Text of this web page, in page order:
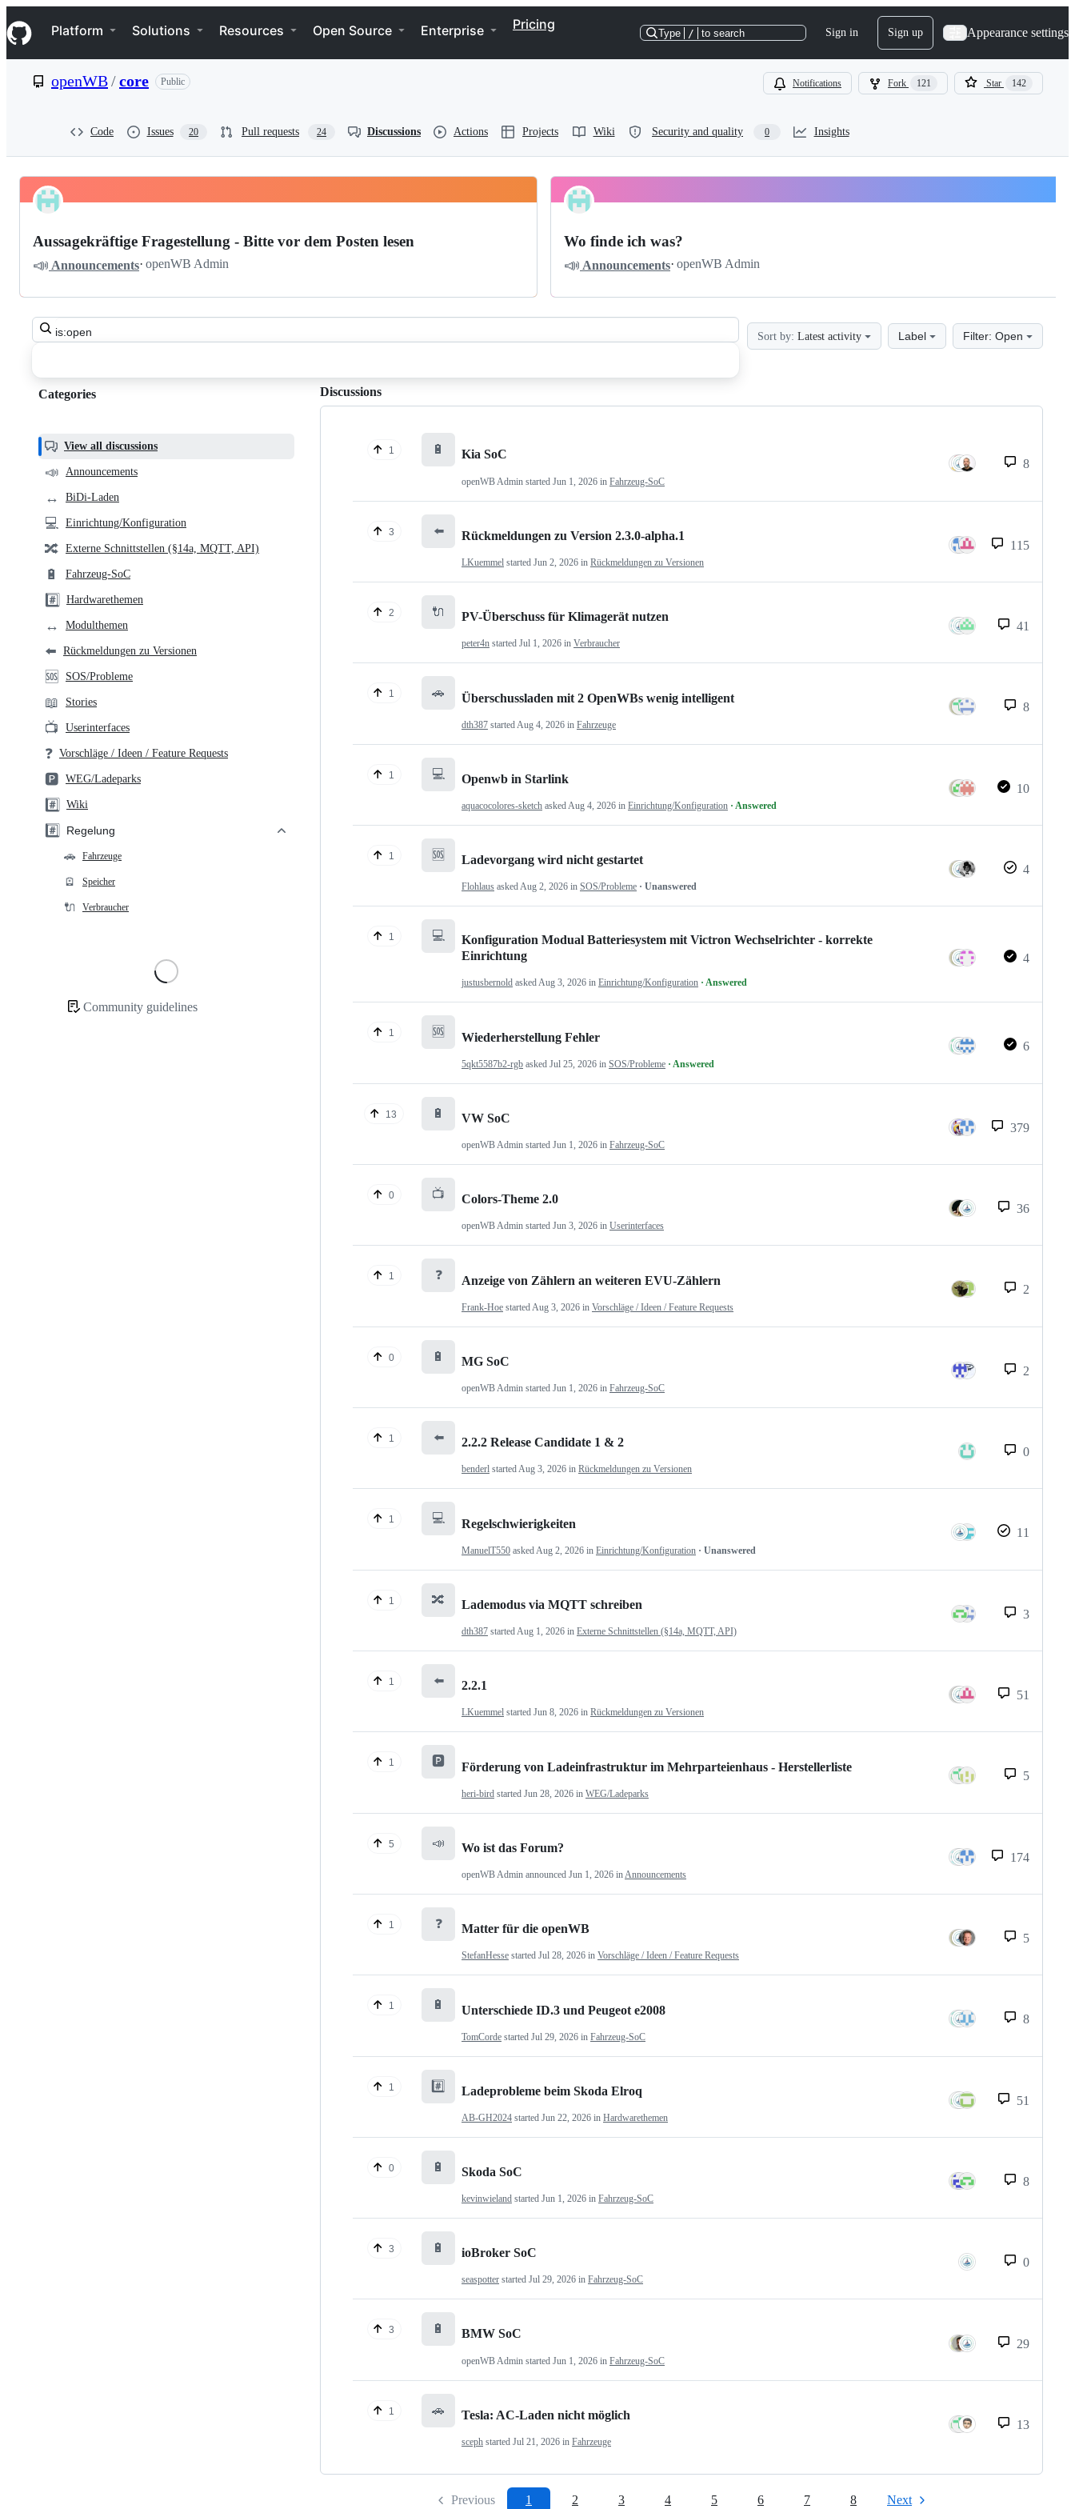
k
i
p
e
Navigation Menu
Platform Solutions Resources Open Source Enterprise Pricing
Type / to search Sign in Sign up Appearance settings
openWB/core Public Notifications Fork 121 Star 142
Code Issues 20 Pull requests 24 Discussions Actions Projects Wiki Security and quality 0 Insights
openWB
core
Discussions
Pinned
Aussagekräftige Fragestellung - Bitte vor dem Posten lesen
📣 Announcements· openWB Admin
Wo finde ich was?
📣 Announcements· openWB Admin
Search
all
Sort by: Latest activity Label Filter: Open
Categories,
helpful,
and
links
Categories
View all discussions
📣 Announcements
↔️ BiDi-Laden
💻 Einrichtung/Konfiguration
🔀 Externe Schnittstellen (§14a, MQTT, API)
🔋 Fahrzeug-SoC
#️⃣ Hardwarethemen
↔️ Modulthemen
⬅️ Rückmeldungen zu Versionen
🆘 SOS/Probleme
📖 Stories
📺 Userinterfaces
❓ Vorschläge / Ideen / Feature Requests
🅿️ WEG/Ladeparks
#️⃣ Wiki
#️⃣
Regelung
🚗
Fahrzeuge
🪫 Speicher
🔌 Verbraucher
Community guidelines
Discussions
1 🔋 Kia SoC
openWB Admin started Jun 1, 2026 in Fahrzeug-SoC
8
3 ⬅️ Rückmeldungen zu Version 2.3.0-alpha.1
LKuemmel started Jun 2, 2026 in Rückmeldungen zu Versionen
115
2 🔌 PV-Überschuss für Klimagerät nutzen
peter4n started Jul 1, 2026 in Verbraucher
41
1 🚗 Überschussladen mit 2 OpenWBs wenig intelligent
dth387 started Aug 4, 2026 in Fahrzeuge
8
1 💻 Openwb in Starlink
aquacocolores-sketch askedAug 4, 2026 in Einrichtung/Konfiguration · Answered
10
1 🆘 Ladevorgang wird nicht gestartet
Flohlaus askedAug 2, 2026 in SOS/Probleme · Unanswered
4
1 💻
Konfiguration Modual Batteriesystem mit Victron Wechselrichter - korrekte
Einrichtung
justusbernold askedAug 3, 2026 in Einrichtung/Konfiguration · Answered
4
1 🆘 Wiederherstellung Fehler
5qkt5587b2-rgb asked Jul 25, 2026 in SOS/Probleme · Answered
6
13 🔋 VW SoC
openWB Admin started Jun 1, 2026 in Fahrzeug-SoC
379
0 📺 Colors-Theme 2.0
openWB Admin started Jun 3, 2026 in Userinterfaces
36
1 ❓ Anzeige von Zählern an weiteren EVU-Zählern
Frank-Hoe started Aug 3, 2026 in Vorschläge / Ideen / Feature Requests
2
0 🔋 MG SoC
openWB Admin started Jun 1, 2026 in Fahrzeug-SoC
2
1 ⬅️ 2.2.2 Release Candidate 1 & 2
benderl startedAug 3, 2026 in Rückmeldungen zu Versionen
0
1 💻 Regelschwierigkeiten
ManuelT550 asked Aug 2, 2026 in Einrichtung/Konfiguration · Unanswered
11
1 🔀 Lademodus via MQTT schreiben
dth387 startedAug 1, 2026 in Externe Schnittstellen (§14a, MQTT, API)
3
1 ⬅️ 2.2.1
LKuemmel started Jun 8, 2026 in Rückmeldungen zu Versionen
51
1 🅿️ Förderung von Ladeinfrastruktur im Mehrparteienhaus - Herstellerliste
heri-bird started Jun 28, 2026 in WEG/Ladeparks
5
5 📣 Wo ist das Forum?
openWB Admin announced Jun 1, 2026 inAnnouncements
174
1 ❓ Matter für die openWB
StefanHesse started Jul 28, 2026 in Vorschläge / Ideen / Feature Requests
5
1 🔋 Unterschiede ID.3 und Peugeot e2008
TomCorde started Jul 29, 2026 in Fahrzeug-SoC
8
1 #️⃣ Ladeprobleme beim Skoda Elroq
AB-GH2024 started Jun 22, 2026 in Hardwarethemen
51
0 🔋 Skoda SoC
kevinwieland started Jun 1, 2026 in Fahrzeug-SoC
8
3 🔋 ioBroker SoC
seaspotter started Jul 29, 2026 in Fahrzeug-SoC
0
3 🔋 BMW SoC
openWB Admin started Jun 1, 2026 in Fahrzeug-SoC
29
1 🚗 Tesla: AC-Laden nicht möglich
sceph started Jul 21, 2026 in Fahrzeuge
13
Previous 1 2 3 4 5 6 7 8 Next